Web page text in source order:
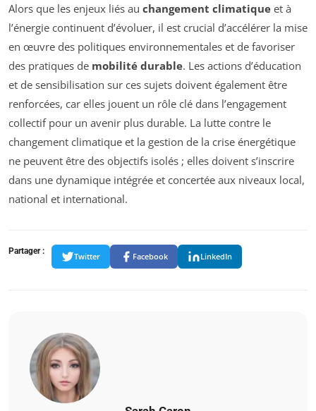
Alors que les enjeux liés au changement climatique et à
l’énergie continuent d’évoluer, il est crucial d’accélérer la mise
en œuvre des politiques environnementales et de favoriser
des pratiques de mobilité durable. Les actions d’éducation
et de sensibilisation sur ces sujets doivent également être
renforcées, car elles jouent un rôle clé dans l’engagement
collectif pour un avenir plus durable. La lutte contre le
changement climatique et la gestion de la crise énergétique
ne peuvent être des objectifs isolés ; elles doivent s’inscrire
dans une dynamique intégrée et concertée aux niveaux local,
national et international.
Partager :
Twitter Facebook LinkedIn